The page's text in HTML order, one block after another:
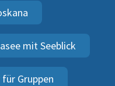
mit Seeblick
Gruppen